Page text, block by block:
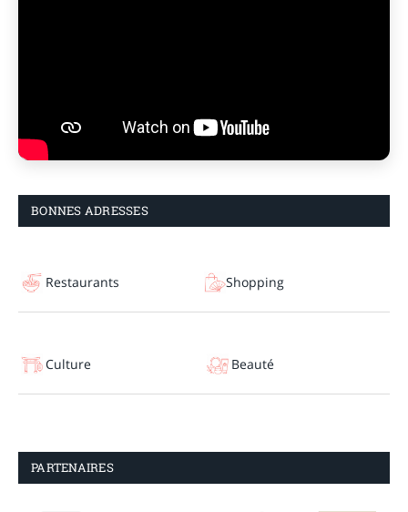
BONNES ADRESSES
Restaurants Shopping
Culture Beauté
PARTENAIRES